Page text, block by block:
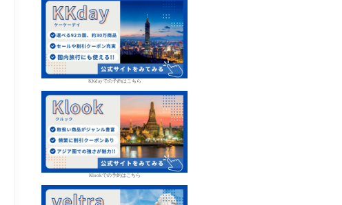
KKdayでの予約はこちら
Klookでの予約はこちら